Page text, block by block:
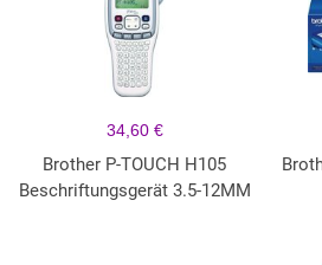
34,60 €
Brother P-TOUCH H105
Beschriftungsgerät 3.5-12MM